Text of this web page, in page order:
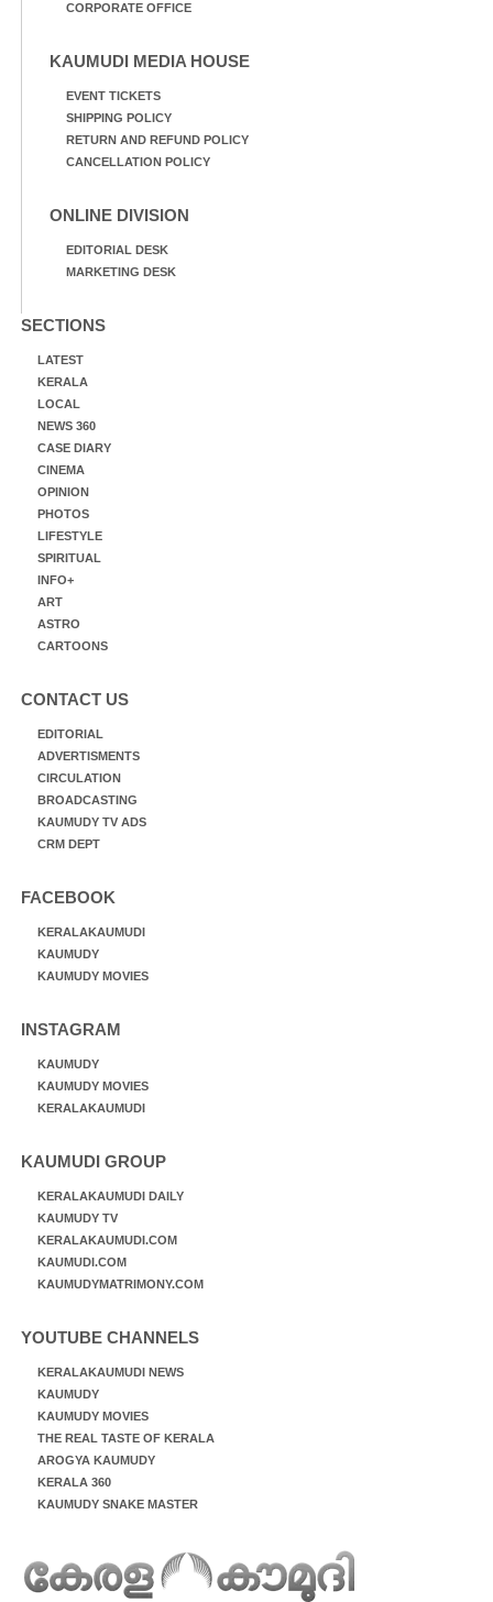
CORPORATE OFFICE
KAUMUDI MEDIA HOUSE
EVENT TICKETS
SHIPPING POLICY
RETURN AND REFUND POLICY
CANCELLATION POLICY
ONLINE DIVISION
EDITORIAL DESK
MARKETING DESK
SECTIONS
LATEST
KERALA
LOCAL
NEWS 360
CASE DIARY
CINEMA
OPINION
PHOTOS
LIFESTYLE
SPIRITUAL
INFO+
ART
ASTRO
CARTOONS
CONTACT US
EDITORIAL
ADVERTISMENTS
CIRCULATION
BROADCASTING
KAUMUDY TV ADS
CRM DEPT
FACEBOOK
KERALAKAUMUDI
KAUMUDY
KAUMUDY MOVIES
INSTAGRAM
KAUMUDY
KAUMUDY MOVIES
KERALAKAUMUDI
KAUMUDI GROUP
KERALAKAUMUDI DAILY
KAUMUDY TV
KERALAKAUMUDI.COM
KAUMUDI.COM
KAUMUDYMATRIMONY.COM
YOUTUBE CHANNELS
KERALAKAUMUDI NEWS
KAUMUDY
KAUMUDY MOVIES
THE REAL TASTE OF KERALA
AROGYA KAUMUDY
KERALA 360
KAUMUDY SNAKE MASTER